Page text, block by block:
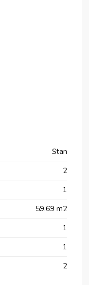
Stan
2
1
59,69 m2
1
1
2